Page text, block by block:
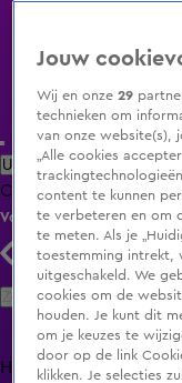
Uitzending Gemist
ClipsFilmsRadio
Volg KIJK
Zoeken
HomeUitzending
Jouw
Wij en onze29
technieken om
van onze website(s),
„Alle cookies
content te kunnen
te verbeteren en om
te meten. Als je
toestemming intrekt,
uitgeschakeld. We
cookies om de
houden. Je kunt dit
om je keuzes te
door op de link
klikken. Je selecties